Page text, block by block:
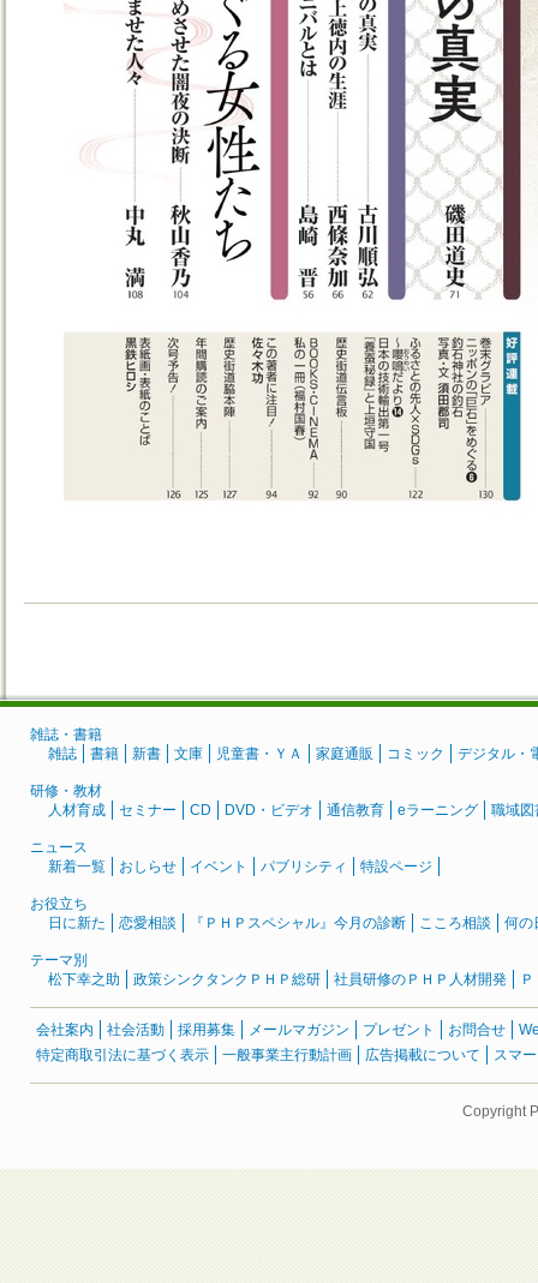
雑誌・書籍
雑誌
書籍 新書 文庫 児童書・ＹＡ 家庭通販 コミック デジタル・
研修・教材
人材育成
セミナー CD DVD・ビデオ 通信教育 eラーニング 職域図
ニュース
新着一覧
おしらせ イベント パブリシティ 特設ページ
お役立ち
日に新た
恋愛相談 『ＰＨＰスペシャル』今月の診断 こころ相談 何の
テーマ別
松下幸之助
政策シンクタンクＰＨＰ総研 社員研修のＰＨＰ人材開発
会社案内 社会活動 採用募集 メールマガジン プレゼント お問合せ
特定商取引法に基づく表示
一般事業主行動計画 広告掲載について スマ
Copyright